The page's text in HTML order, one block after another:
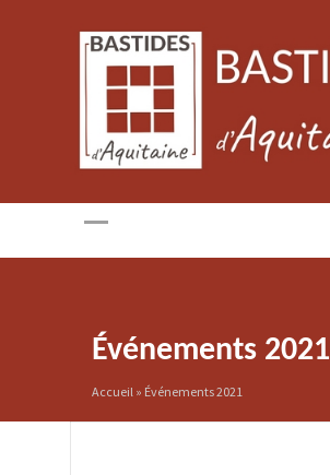
Événements 2021
Accueil » Événements 2021